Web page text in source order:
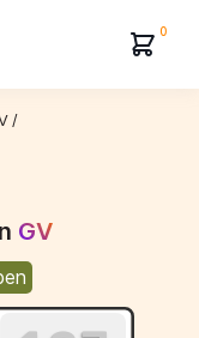
0
/
GV